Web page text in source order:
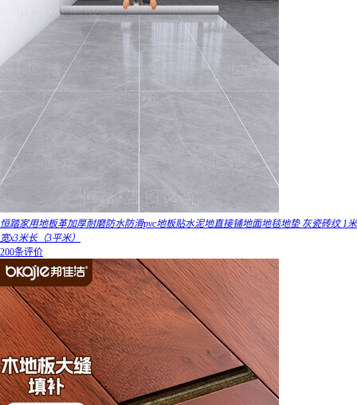
恒踏家用地板革加厚耐磨防水防滑pvc地板贴水泥地直接铺地面地毯地垫 灰瓷砖纹 1米
宽x3米长（3平米）
200条评价